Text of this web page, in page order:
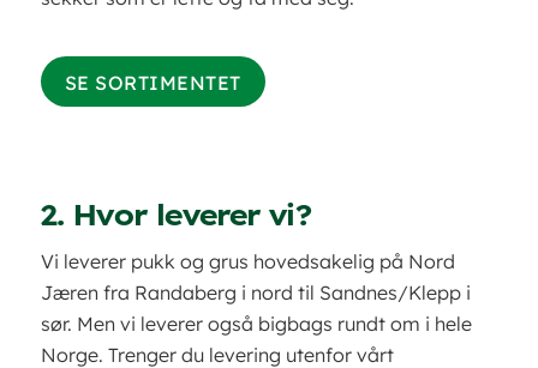
SE SORTIMENTET
2. Hvor leverer vi?
Vi leverer pukk og grus hovedsakelig på Nord
Jæren fra Randaberg i nord til Sandnes/Klepp i
sør. Men vi leverer også bigbags rundt om i hele
Norge. Trenger du levering utenfor vårt